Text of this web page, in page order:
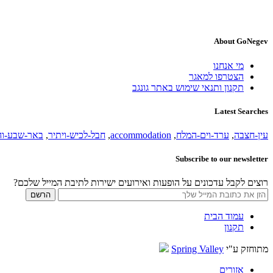
About GoNegev
מי אנחנו
הצטרפו למאגר
תקנון ותנאי שימוש באתר גונגב
Latest Searches
עין-חצבה, ערד-וים-המלח,
accommodation
, חבל-לכיש-ויתיר, באר-שבע-
Subscribe to our newsletter
רוצים לקבל עדכונים על הופעות ואירועים ישירות לתיבת המייל שלכם?
עמוד הבית
תקנון
מתוחזק ע"י Spring Valley
אזורים